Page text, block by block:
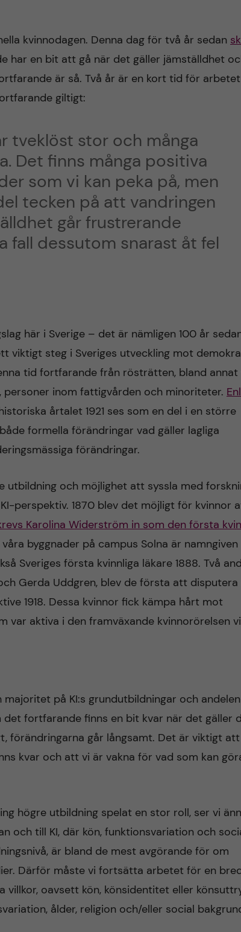
kvinnodagen. Denna dag för två år sedan
har en bit att gå när det gäller jämställdhet
är så. Två år är en kort tid för
giltigt:
tveklöst stor och många
Det finns många positiva
som vi kan peka på, men
tecken på att vandringen
går frustrerande
fall dessutom snarast åt fel
här i Sverige – det är nämligen 100 år
viktigt steg i Sveriges utveckling mot
tid fortfarande från rösträtten, bland annat
inom fattigvården och minoriteter.
årtalet 1921 ses som en del i en större
formella förändringar vad gäller lagliga
förändringar.
utbildning och möjlighet att syssla med
perspektiv. 1870 blev det möjligt för kvinnor
Karolina Widerström in som den första
våra byggnader på campus Solna är
Sveriges första kvinnliga läkare 1888. Två
Gerda Uddgren, blev de första att
1918. Dessa kvinnor fick kämpa hårt mot
var aktiva i den framväxande kvinnorörelsen
på KI:s grundutbildningar och andelen
fortfarande finns en bit kvar när det gäller
förändringarna går långsamt. Det är viktigt
kvar och att vi är vakna för vad som kan
högre utbildning spelat en stor roll, ser vi
och till KI, där kön, funktionsvariation och
är bland de mest avgörande för om
Därför måste vi fortsätta arbetet för en
villkor, oavsett kön, könsidentitet eller
ålder, religion och/eller social